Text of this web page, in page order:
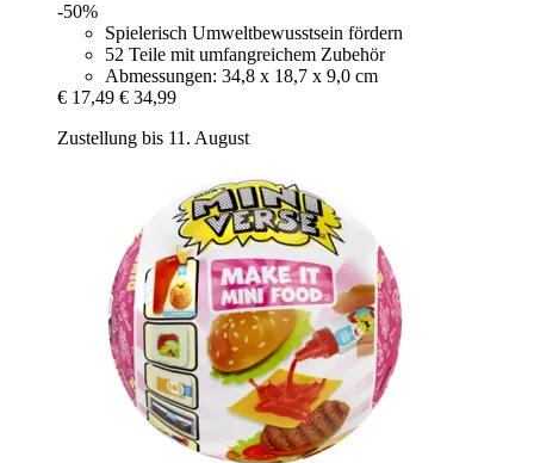
-50%
Spielerisch Umweltbewusstsein fördern
52 Teile mit umfangreichem Zubehör
Abmessungen: 34,8 x 18,7 x 9,0 cm
€ 17,49 € 34,99
Zustellung bis 11. August